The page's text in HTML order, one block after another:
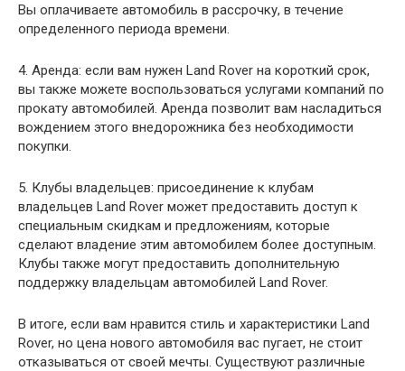
Вы оплачиваете автомобиль в рассрочку, в течение
определенного периода времени.
4. Аренда: если вам нужен Land Rover на короткий срок,
вы также можете воспользоваться услугами компаний по
прокату автомобилей. Аренда позволит вам насладиться
вождением этого внедорожника без необходимости
покупки.
5. Клубы владельцев: присоединение к клубам
владельцев Land Rover может предоставить доступ к
специальным скидкам и предложениям, которые
сделают владение этим автомобилем более доступным.
Клубы также могут предоставить дополнительную
поддержку владельцам автомобилей Land Rover.
В итоге, если вам нравится стиль и характеристики Land
Rover, но цена нового автомобиля вас пугает, не стоит
отказываться от своей мечты. Существуют различные